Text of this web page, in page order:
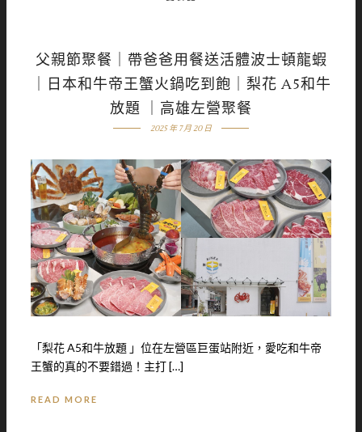
父親節聚餐｜帶爸爸用餐送活體波士頓龍蝦
｜日本和牛帝王蟹火鍋吃到飽｜梨花 A5和牛
放題 ｜高雄左營聚餐
2025 年 7 月 20 日
「梨花 A5和牛放題 」位在左營區巨蛋站附近，愛吃和牛帝
王蟹的真的不要錯過！主打 […]
READ MORE